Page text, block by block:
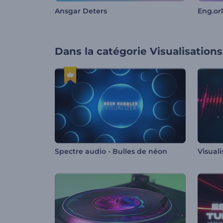
Ansgar Deters
Dans la catégorie
Spectre audio - Bulles de néon